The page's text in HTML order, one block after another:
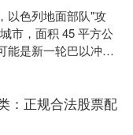
以色列地面部队"攻
市，面积 45 平方公
能是新一轮巴以冲突
沙发动的最大规模
....
： 正规合法股票配